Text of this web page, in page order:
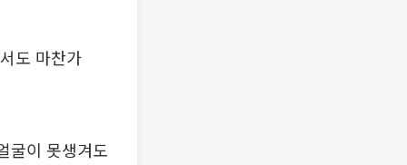
도 마찬가
굴이 못생겨도